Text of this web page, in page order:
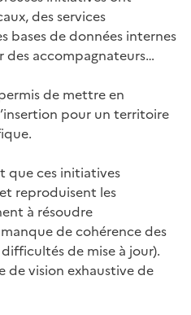
des services
bases de données internes
des accompagnateurs…
de mettre en
pour un territoire
que ces initiatives
reproduisent les
à résoudre
de cohérence des
de mise à jour).
de vision exhaustive de